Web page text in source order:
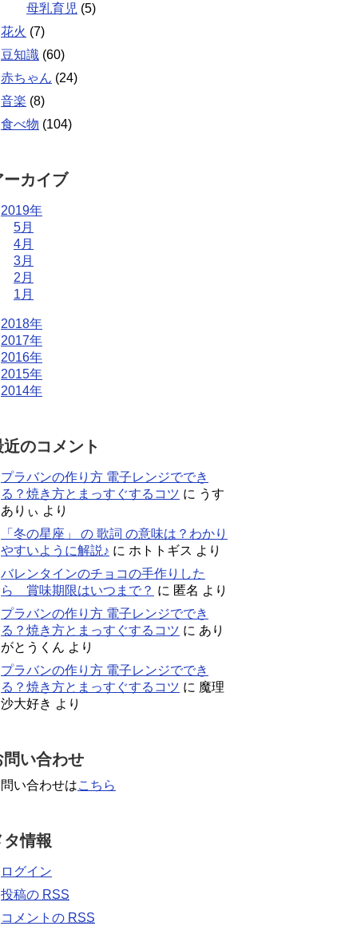
母乳育児 (5)
花火 (7)
豆知識 (60)
赤ちゃん (24)
音楽 (8)
食べ物 (104)
ーカイブ
2019年
5月
4月
3月
2月
1月
2018年
2017年
2016年
2015年
2014年
近のコメント
プラバンの作り方 電子レンジででき
る？焼き方とまっすぐするコツ に うす
ありぃ より
「冬の星座」 の 歌詞 の意味は？わかり
やすいように解説♪ に ホトトギス より
バレンタインのチョコの手作りした
ら 賞味期限はいつまで？ に 匿名 より
プラバンの作り方 電子レンジででき
る？焼き方とまっすぐするコツ に あり
がとうくん より
プラバンの作り方 電子レンジででき
る？焼き方とまっすぐするコツ に 魔理
沙大好き より
問い合わせ
い合わせはこちら
タ情報
ログイン
投稿の RSS
コメントの RSS